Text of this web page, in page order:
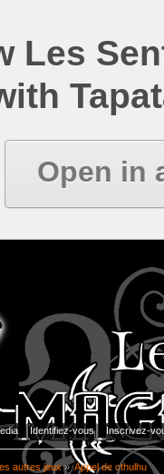
Les
Open in
Identifiez-vous Inscrivez-
autres jeux» Appel de cthulhu